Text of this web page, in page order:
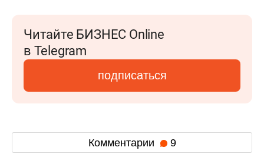
Читайте БИЗНЕС Online
в Telegram
подписаться
Комментарии 9